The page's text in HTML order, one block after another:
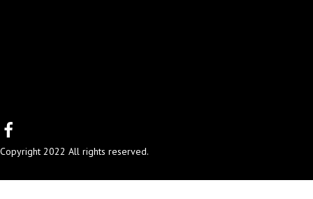
Copyright 2022 All rights reserved.